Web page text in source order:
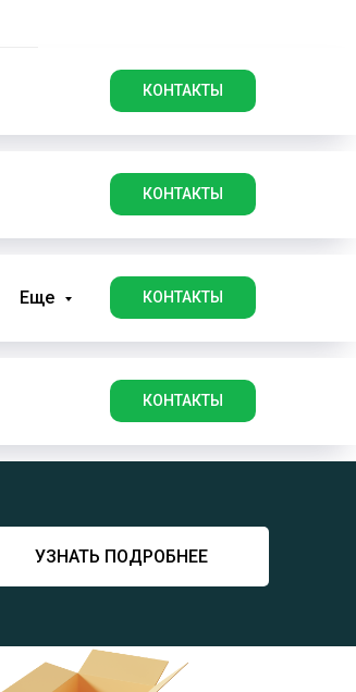
КОНТАКТЫ
КОНТАКТЫ
Еще КОНТАКТЫ
КОНТАКТЫ
УЗНАТЬ ПОДРОБНЕЕ